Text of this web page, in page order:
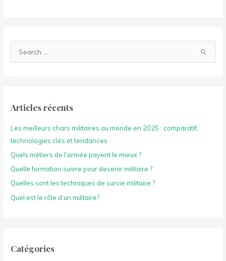
e
c
h
e
r
Articles récents
Les meilleurs chars militaires au monde en 2025 : comparatif,
technologies clés et tendances
Quels métiers de l’armée payent le mieux ?
Quelle formation suivre pour devenir militaire ?
Quelles sont les techniques de survie militaire ?
Quel est le rôle d’un militaire?
Catégories